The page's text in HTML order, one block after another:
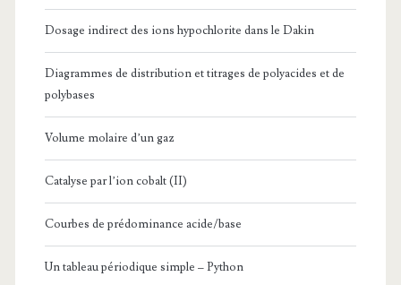
Dosage indirect des ions hypochlorite dans le Dakin
Diagrammes de distribution et titrages de polyacides et de
polybases
Volume molaire d’un gaz
Catalyse par l’ion cobalt (II)
Courbes de prédominance acide/base
Un tableau périodique simple – Python